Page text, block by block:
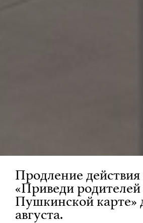
Продление
«Приведи
Пушкинской карте»
августа.